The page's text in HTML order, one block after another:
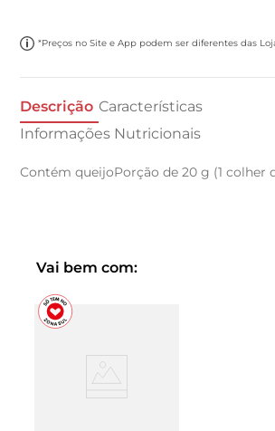
*Preços no Site e App podem ser diferentes das
Descrição Características
Informações Nutricionais
Contém queijoPorção de 20 g (1 colher
Vai bem com: